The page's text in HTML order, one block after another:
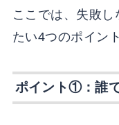
ここでは、失敗し
たい4つのポイン
ポイント①：誰